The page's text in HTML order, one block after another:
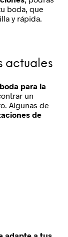
boda, que
y rápida.
actuales
para la
un
Algunas de
de